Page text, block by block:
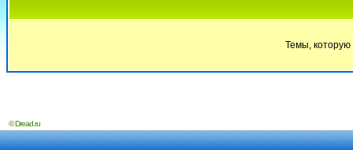
Темы, которую
© Dread.ru